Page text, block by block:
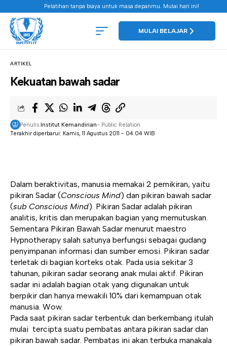
Pelatihan tanpa biaya untuk masa depanmu. Mulai hari ini!
MULAI BELAJAR
ARTIKEL
Kekuatan bawah sadar
Terakhir diperbarui: Kamis, 11 Agustus 2011 - 04.04 WIB
Penulis:Institut Kemandirian- Public Relation
Dalam beraktivitas, manusia memakai 2 pemikiran, yaitu
pikiran Sadar (Conscious Mind) dan pikiran bawah sadar
(sub Conscious Mind). Pikiran Sadar adalah pikiran
analitis, kritis dan merupakan bagian yang memutuskan.
Sementara Pikiran Bawah Sadar menurut maestro
Hypnotherapy salah satunya berfungsi sebagai gudang
penyimpanan informasi dan sumber emosi. Pikiran sadar
terletak di bagian korteks otak. Pada usia sekitar 3
tahunan, pikiran sadar seorang anak mulai aktif. Pikiran
sadar ini adalah bagian otak yang digunakan untuk
berpikir dan hanya mewakili 10% dari kemampuan otak
manusia. Wow.
Pada saat pikiran sadar terbentuk dan berkembang itulah
mulai tercipta suatu pembatas antara pikiran sadar dan
pikiran bawah sadar. Pembatas ini akan terbuka manakala